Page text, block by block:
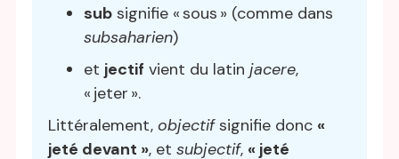
sub signifie « sous » (comme dans
subsaharien)
et jectif vient du latin jacere,
« jeter ».
Littéralement, objectifsignifie donc «
jeté devant », et subjectif, « jeté